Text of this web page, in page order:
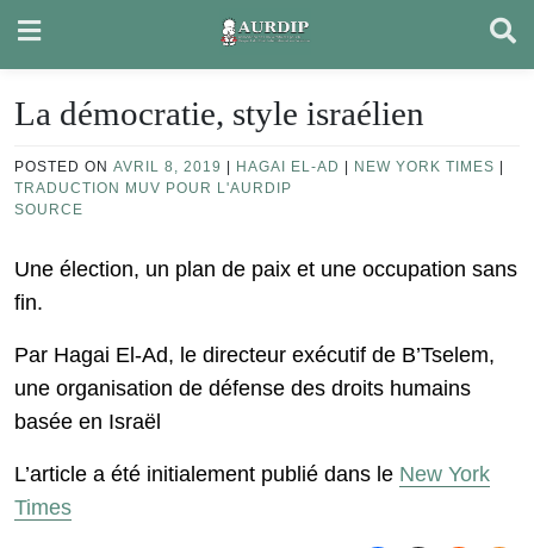
content
La démocratie, style israélien
POSTED ON AVRIL 8, 2019 HAGAI EL-AD NEW YORK TIMES
TRADUCTION MUV POUR L'AURDIP
SOURCE
Une élection, un plan de paix et une occupation sans
fin.
Par Hagai El-Ad, le directeur exécutif de B’Tselem,
une organisation de défense des droits humains
basée en Israël
L’article a été initialement publié dans le New York
Times